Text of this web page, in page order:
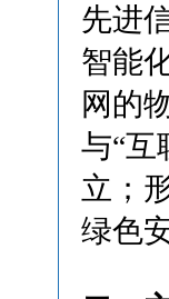
先进
智能
网的
与“互
立；
绿色